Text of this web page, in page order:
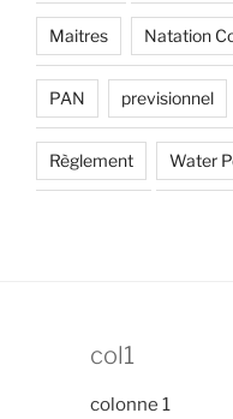
Maitres Natation
PAN previsionnel
Règlement Water
col1
colonne 1